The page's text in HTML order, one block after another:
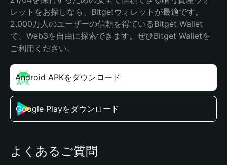
レットをお探しなら、Bitgetウォレットが最適です。
2,000万人のユーザーの信頼を得ているBitget Wallet
で、Web3を自由に探索できます。ぜひBitget Walletを
ご利用ください。
Android APKをダウンロード
Google Playをダウンロード
よくあるご質問